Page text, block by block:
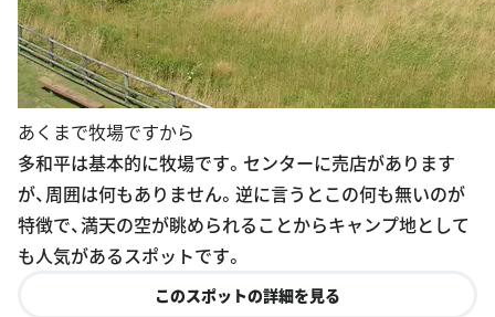
あくまで牧場ですから
多和平は基本的に牧場です。センターに売店があります
が、周囲は何もありません。逆に言うとこの何も無いのが
特徴で、満天の空が眺められることからキャンプ地として
も人気があるスポットです。
このスポットの詳細を見る